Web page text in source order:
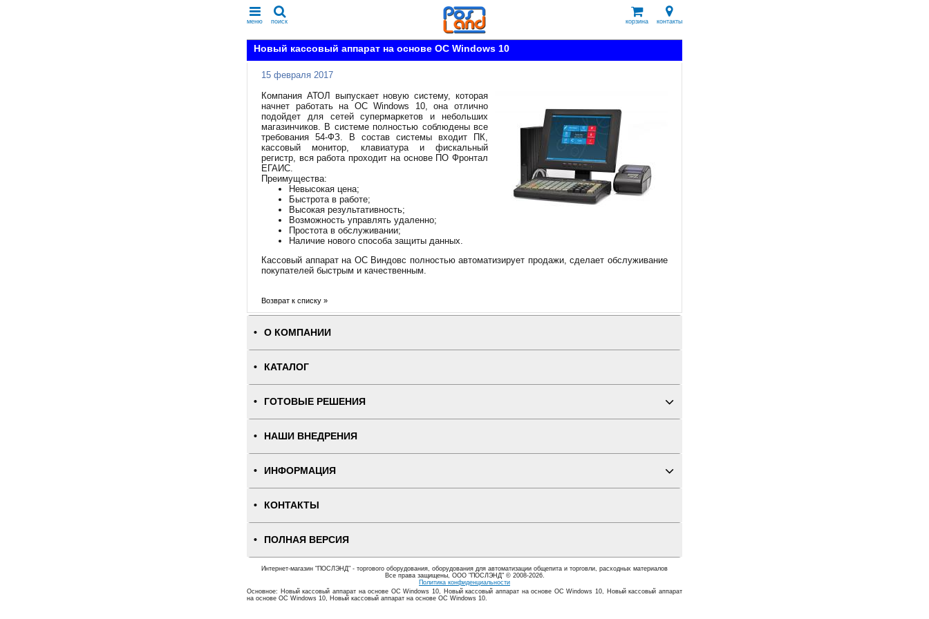
меню поиск корзина контакты
Новый кассовый аппарат на основе ОС Windows 10
15 февраля 2017
Компания АТОЛ выпускает новую систему, которая
начнет работать на ОС Windows 10, она отлично
подойдет для сетей супермаркетов и небольших
магазинчиков. В системе полностью соблюдены все
требования 54-ФЗ. В состав системы входит ПК,
кассовый монитор, клавиатура и фискальный
регистр, вся работа проходит на основе ПО Фронтал
ЕГАИС.
Преимущества:
Невысокая цена;
Быстрота в работе;
Высокая результативность;
Возможность управлять удаленно;
Простота в обслуживании;
Наличие нового способа защиты данных.
Кассовый аппарат на ОС Виндовс полностью автоматизирует продажи, сделает обслуживание
покупателей быстрым и качественным.
Возврат к списку »
О КОМПАНИИ
КАТАЛОГ
ГОТОВЫЕ РЕШЕНИЯ
НАШИ ВНЕДРЕНИЯ
ИНФОРМАЦИЯ
КОНТАКТЫ
ПОЛНАЯ ВЕРСИЯ
Интернет-магазин "ПОСЛЭНД" - торгового оборудования, оборудования для автоматизации общепита и торговли, расходных материалов
Все права защищены, ООО "ПОСЛЭНД" © 2008-2026.
Политика конфиденциальности
Основное: Новый кассовый аппарат на основе ОС Windows 10, Новый кассовый аппарат на основе ОС Windows 10, Новый кассовый аппарат
на основе ОС Windows 10, Новый кассовый аппарат на основе ОС Windows 10.